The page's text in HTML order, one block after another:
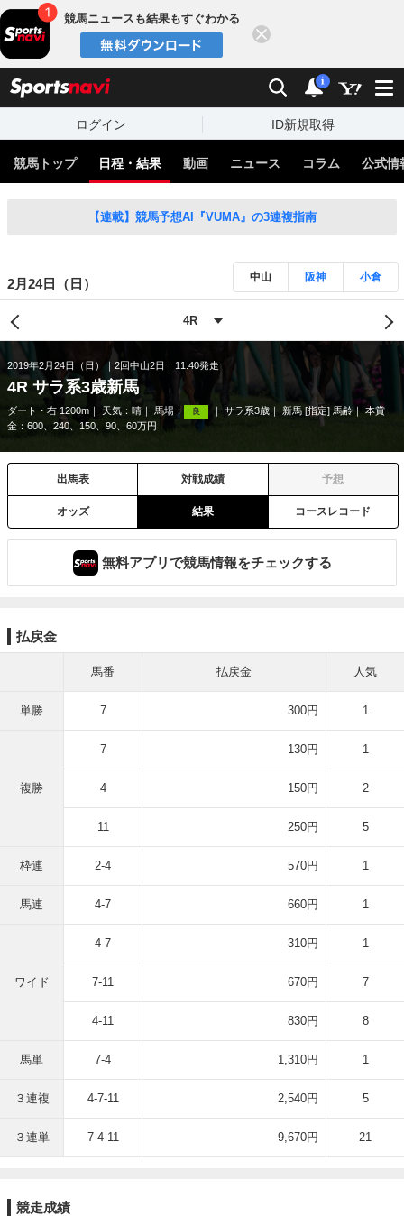
競馬ニュースも結果もすぐわかる
検索 通知
i
ログイン ID新規取得
競馬トップ 日程・結果 動画 ニュース コラム 公式情
【連載】競馬予想AI『VUMA』の3連複指南
2月24日（日） 中山 阪神 小倉
2019年2月24日（日） 2回中山2日 11:40発走
4R サラ系3歳新馬
ダート・右 1200m 天気： 晴 馬場： 良 サラ系3歳 新馬 [指定] 馬齢
本賞
金：600、240、150、90、60万円
出馬表 対戦成績 予想
オッズ 結果 コースレコード
無料アプリで競馬情報をチェックする
払戻金
馬番 払戻金 人気
単勝 7 300円 1
複勝
7 130円 1
4 150円 2
11 250円 5
枠連 2-4 570円 1
馬連 4-7 660円 1
ワイド
4-7 310円 1
7-11 670円 7
4-11 830円 8
馬単 7-4 1,310円 1
３連複 4-7-11 2,540円 5
３連単 7-4-11 9,670円 21
競走成績